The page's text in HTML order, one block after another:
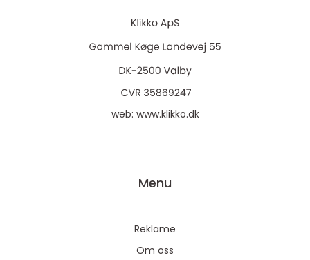
web: www.klikko.dk
Menu
Reklame
Om oss